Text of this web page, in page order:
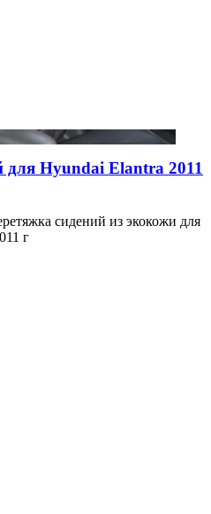
для Hyundai Elantra 2011
сидений из экокожи для
г